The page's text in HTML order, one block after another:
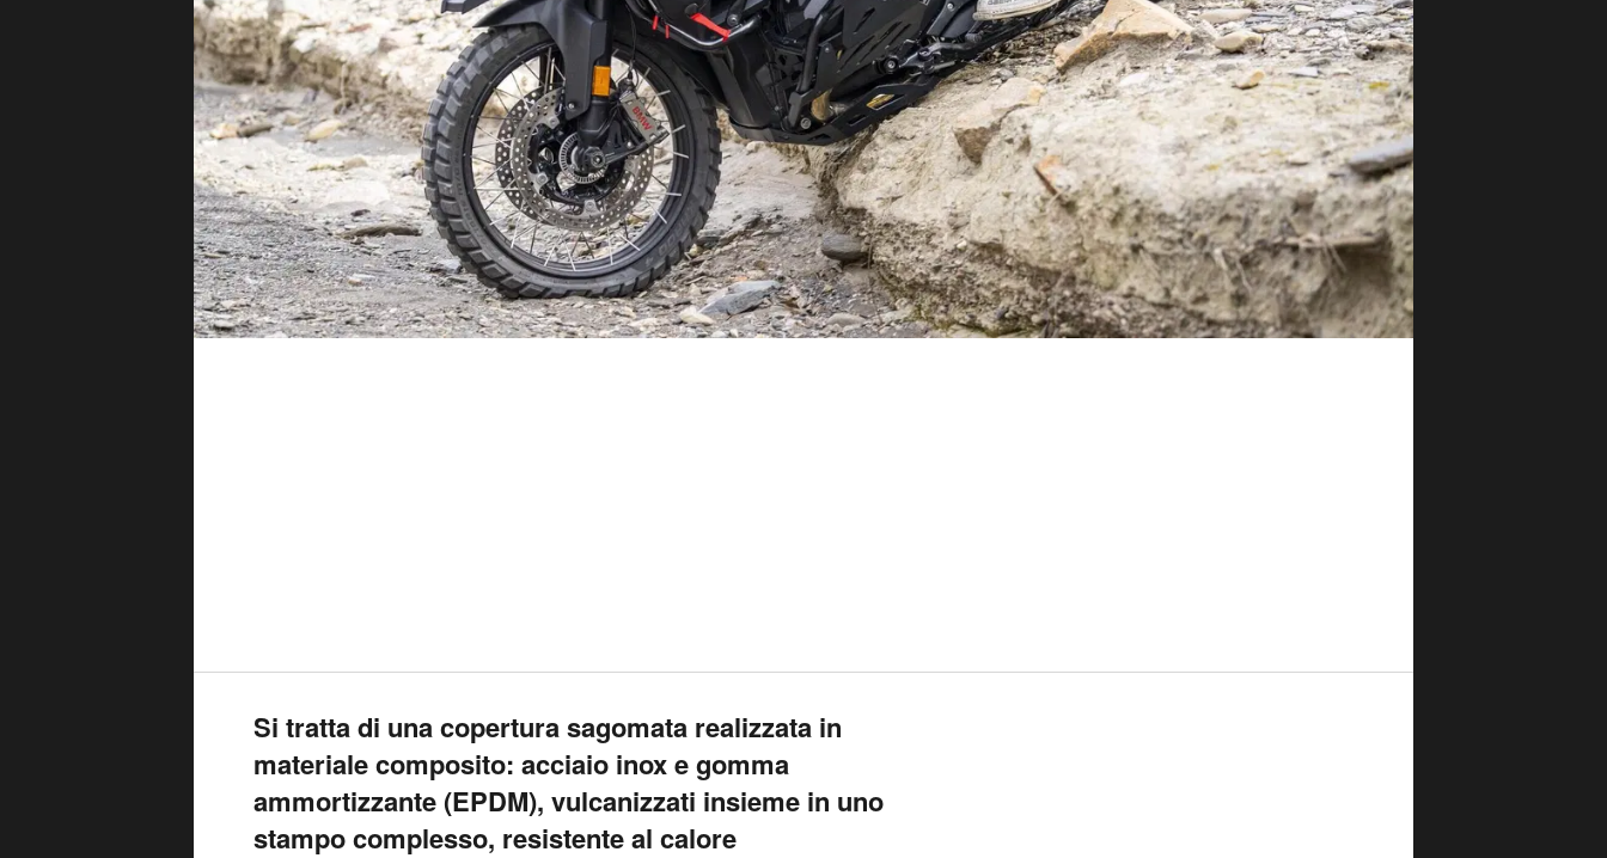
Si tratta di una copertura sagomata realizzata in
materiale composito: acciaio inox e gomma
ammortizzante (EPDM), vulcanizzati insieme in uno
stampo complesso, resistente al calore